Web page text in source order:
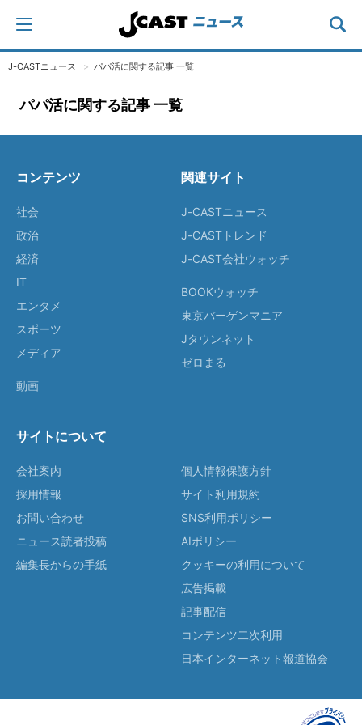
J-CASTニュース パパ活に関する記事 一覧
パパ活に関する記事 一覧
コンテンツ
社会
政治
経済
IT
エンタメ
スポーツ
メディア
動画
関連サイト
J-CASTニュース
J-CASTトレンド
J-CAST会社ウォッチ
BOOKウォッチ
東京バーゲンマニア
Jタウンネット
ゼロまる
サイトについて
会社案内
採用情報
お問い合わせ
ニュース読者投稿
編集長からの手紙
個人情報保護方針
サイト利用規約
SNS利用ポリシー
AIポリシー
クッキーの利用について
広告掲載
記事配信
コンテンツ二次利用
日本インターネット報道協会